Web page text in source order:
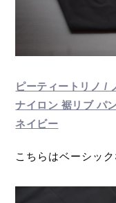
ピーティートリノ /
ナイロン 裾リブ パ
ネイビー
こちらはベーシッ